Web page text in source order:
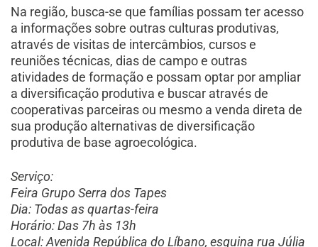
Na região, busca-se que famílias possam ter acesso
a informações sobre outras culturas produtivas,
através de visitas de intercâmbios, cursos e
reuniões técnicas, dias de campo e outras
atividades de formação e possam optar por ampliar
a diversificação produtiva e buscar através de
cooperativas parceiras ou mesmo a venda direta de
sua produção alternativas de diversificação
produtiva de base agroecológica.
Serviço:
Feira Grupo Serra dos Tapes
Dia: Todas as quartas-feira
Horário: Das 7h às 13h
Local: Avenida República do Líbano, esquina rua Júlia